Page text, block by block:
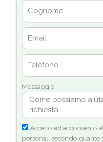
Messaggio
Accetto ed acconsento
personali secondo quanto